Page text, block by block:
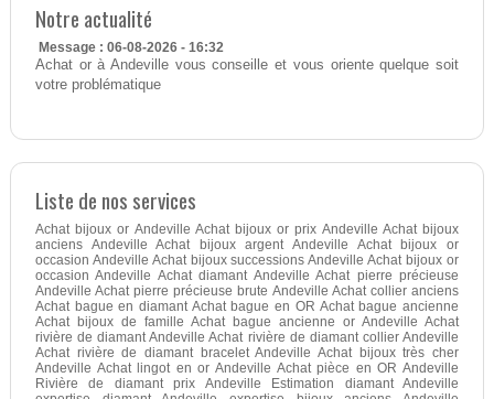
Notre actualité
Message : 06-08-2026 - 16:32
Achat or à Andeville vous conseille et vous oriente quelque soit
votre problématique
Liste de nos services
Achat bijoux or Andeville Achat bijoux or prix Andeville Achat bijoux
anciens Andeville Achat bijoux argent Andeville Achat bijoux or
occasion Andeville Achat bijoux successions Andeville Achat bijoux or
occasion Andeville Achat diamant Andeville Achat pierre précieuse
Andeville Achat pierre précieuse brute Andeville Achat collier anciens
Achat bague en diamant Achat bague en OR Achat bague ancienne
Achat bijoux de famille Achat bague ancienne or Andeville Achat
rivière de diamant Andeville Achat rivière de diamant collier Andeville
Achat rivière de diamant bracelet Andeville Achat bijoux très cher
Andeville Achat lingot en or Andeville Achat pièce en OR Andeville
Rivière de diamant prix Andeville Estimation diamant Andeville